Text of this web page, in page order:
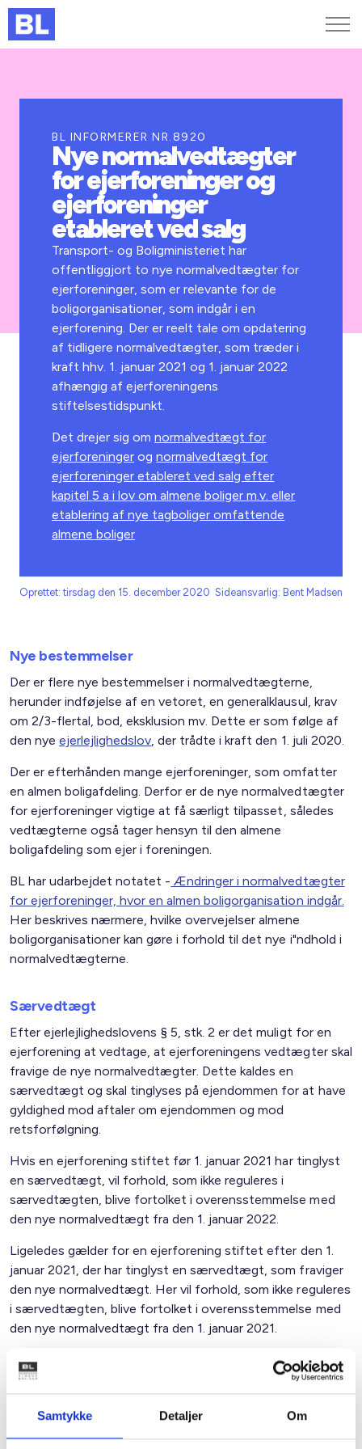
Samtykke Detaljer Om
Kurser og arrangementer
Jobportalen
BL INFORMERER NR.8920
Nye normalvedtægter
for ejerforeninger og
ejerforeninger
etableret ved salg
Transport- og Boligministeriet har
offentliggjort to nye normalvedtægter for
ejerforeninger, som er relevante for de
boligorganisationer, som indgår i en
ejerforening. Der er reelt tale om opdatering
af tidligere normalvedtægter, som træder i
kraft hhv. 1. januar 2021 og 1. januar 2022
afhængig af ejerforeningens
stiftelsestidspunkt.
Det drejer sig omnormalvedtægt for
ejerforeninger ognormalvedtægt for
ejerforeninger etableret ved salg efter
kapitel 5 a i lov om almene boliger m.v. eller
etablering af nye tagboliger omfattende
almene boliger
Oprettet: tirsdag den 15. december 2020 Sideansvarlig: Bent Madsen
Nye bestemmelser
Der er flere nye bestemmelser i normalvedtægterne,
herunder indføjelse af en vetoret, en generalklausul, krav
om 2/3-flertal, bod, eksklusion mv. Dette er som følge af
den nyeejerlejlighedslov, der trådte i kraft den 1. juli 2020.
Der er efterhånden mange ejerforeninger, som omfatter
en almen boligafdeling. Derfor er de nye normalvedtægter
for ejerforeninger vigtige at få særligt tilpasset, således
vedtægterne også tager hensyn til den almene
boligafdeling som ejer i foreningen.
BL har udarbejdet notatet - Ændringer i normalvedtægter
for ejerforeninger, hvor en almen boligorganisation indgår.
Her beskrives nærmere, hvilke overvejelser almene
boligorganisationer kan gøre i forhold til det nye i"ndhold i
normalvedtægterne.
Særvedtægt
Efter ejerlejlighedslovens § 5, stk. 2 er det muligt for en
ejerforening at vedtage, at ejerforeningens vedtægter skal
fravige de nye normalvedtægter. Dette kaldes en
særvedtægt og skal tinglyses på ejendommen for at have
gyldighed mod aftaler om ejendommen og mod
retsforfølgning.
Hvis en ejerforening stiftet før 1. januar 2021 har tinglyst
en særvedtægt, vil forhold, som ikke reguleres i
særvedtægten, blive fortolket i overensstemmelse med
den nye normalvedtægt fra den 1. januar 2022.
Ligeledes gælder for en ejerforening stiftet efter den 1.
januar 2021, der har tinglyst en særvedtægt, som fraviger
den nye normalvedtægt. Her vil forhold, som ikke reguleres
i særvedtægten, blive fortolket i overensstemmelse med
den nye normalvedtægt fra den 1. januar 2021.
For eksisterende ejerforeninger stiftet før 1. januar 2021
anbefaler BL således, at der inden den 1. januar 2022
ejerforeninger for at sikre, at der tages højde for, om
ejerforeningens gældende vedtægter skal justeres og